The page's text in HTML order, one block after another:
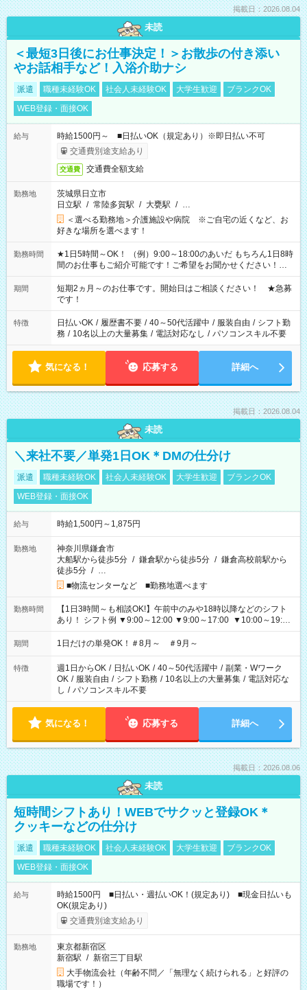
掲載日：2026.08.04
未読
＜最短3日後にお仕事決定！＞お散歩の付き添い
やお話相手など！入浴介助ナシ
派遣 職種未経験OK 社会人未経験OK 大学生歓迎
ブランクOK
WEB登録・面接OK
給与
時給1500円～ ■日払いOK（規定あり）※即日払い不可
交通費別途支給あり
交通費 交通費全額支給
勤務地
茨城県日立市
日立駅 / 常陸多賀駅 / 大甕駅 / …
＜選べる勤務地＞介護施設や病院 ※ご自宅の近くなど、お
好きな場所を選べます！
勤務時間
★1日5時間～OK！ （例）9:00～18:00のあいだ もちろん1日8時
間のお仕事もご紹介可能です！ご希望をお聞かせください！★
家庭の都合でお休みが必要な場合も遠慮なくご相談ください。
※週最低15時間以上の勤務が必要です
期間
短期2ヵ月～のお仕事です。開始日はご相談ください！ ★急募
です！
特徴 日払いOK / 履歴書不要 / 40～50代活躍中 / 服装自由 / シフト勤
務 / 10名以上の大量募集 / 電話対応なし / パソコンスキル不要
気になる！ 応募する 詳細へ
掲載日：2026.08.04
未読
＼来社不要／単発1日OK＊DMの仕分け
派遣 職種未経験OK 社会人未経験OK 大学生歓迎
ブランクOK
WEB登録・面接OK
給与 時給1,500円～1,875円
勤務地
神奈川県鎌倉市
大船駅から徒歩5分 / 鎌倉駅から徒歩5分 / 鎌倉高校前駅から
徒歩5分 / …
■物流センターなど ■勤務地選べます
勤務時間
【1日3時間～も相談OK!】午前中のみや18時以降などのシフト
あり！ シフト例 ▼9:00～12:00 ▼9:00～17:00 ▼10:00～19:00
▼18:00～21:00
期間 1日だけの単発OK！＃8月～ ＃9月～
特徴 週1日からOK / 日払いOK / 40～50代活躍中 / 副業・Wワーク
OK / 服装自由 / シフト勤務 / 10名以上の大量募集 / 電話対応な
し / パソコンスキル不要
気になる！ 応募する 詳細へ
掲載日：2026.08.06
未読
短時間シフトあり！WEBでサクッと登録OK＊
クッキーなどの仕分け
派遣 職種未経験OK 社会人未経験OK 大学生歓迎
ブランクOK
WEB登録・面接OK
給与
時給1500円 ■日払い・週払いOK！(規定あり) ■現金日払いも
OK(規定あり)
交通費別途支給あり
勤務地
東京都新宿区
新宿駅 / 新宿三丁目駅
大手物流会社（年齢不問／「無理なく続けられる」と好評の
職場です！）